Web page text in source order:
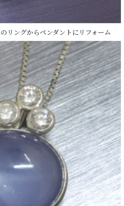
リングからペンダントにリフォーム